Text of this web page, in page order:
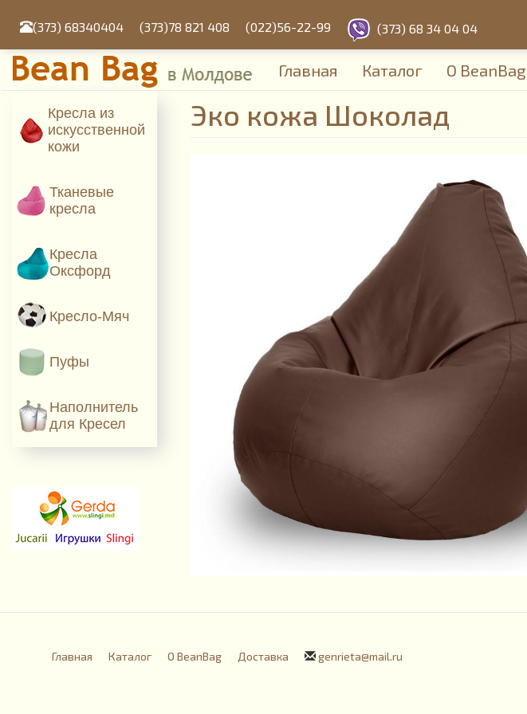
содержанию
(373) 68340404 (373)78 821 408 (022)56-22-99 (373) 68 34 04 04
Главная Каталог О BeanBag
Кресла из
искусcтвенной
кожи
Тканевые
кресла
Кресла
Оксфорд
Кресло-Мяч
Пуфы
Наполнитель
для Кресел
Эко кожа Шоколад
Главная Каталог О BeanBag Доставка genrieta@mail.ru